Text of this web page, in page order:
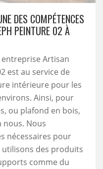
DES COMPÉTENCES
PEINTURE 02 À
entreprise Artisan
est au service de
intérieure pour les
Ainsi, pour
ou plafond en bois,
nous. Nous
nécessaires pour
des produits
comme du